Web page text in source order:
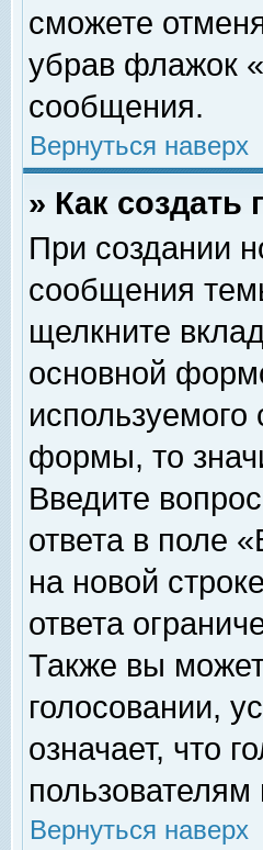
сможете
убрав флажок
сообщения.
Вернуться наверх
» Как создать
При создании
сообщения
щелкните
основной
формы, то
Введите
ответа в поле
на новой
ответа
Также вы
голосовании,
означает, что
Вернуться наверх